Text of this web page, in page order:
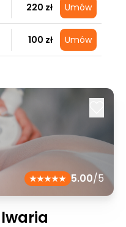
220 zł Umów
100 zł Umów
5.00/5